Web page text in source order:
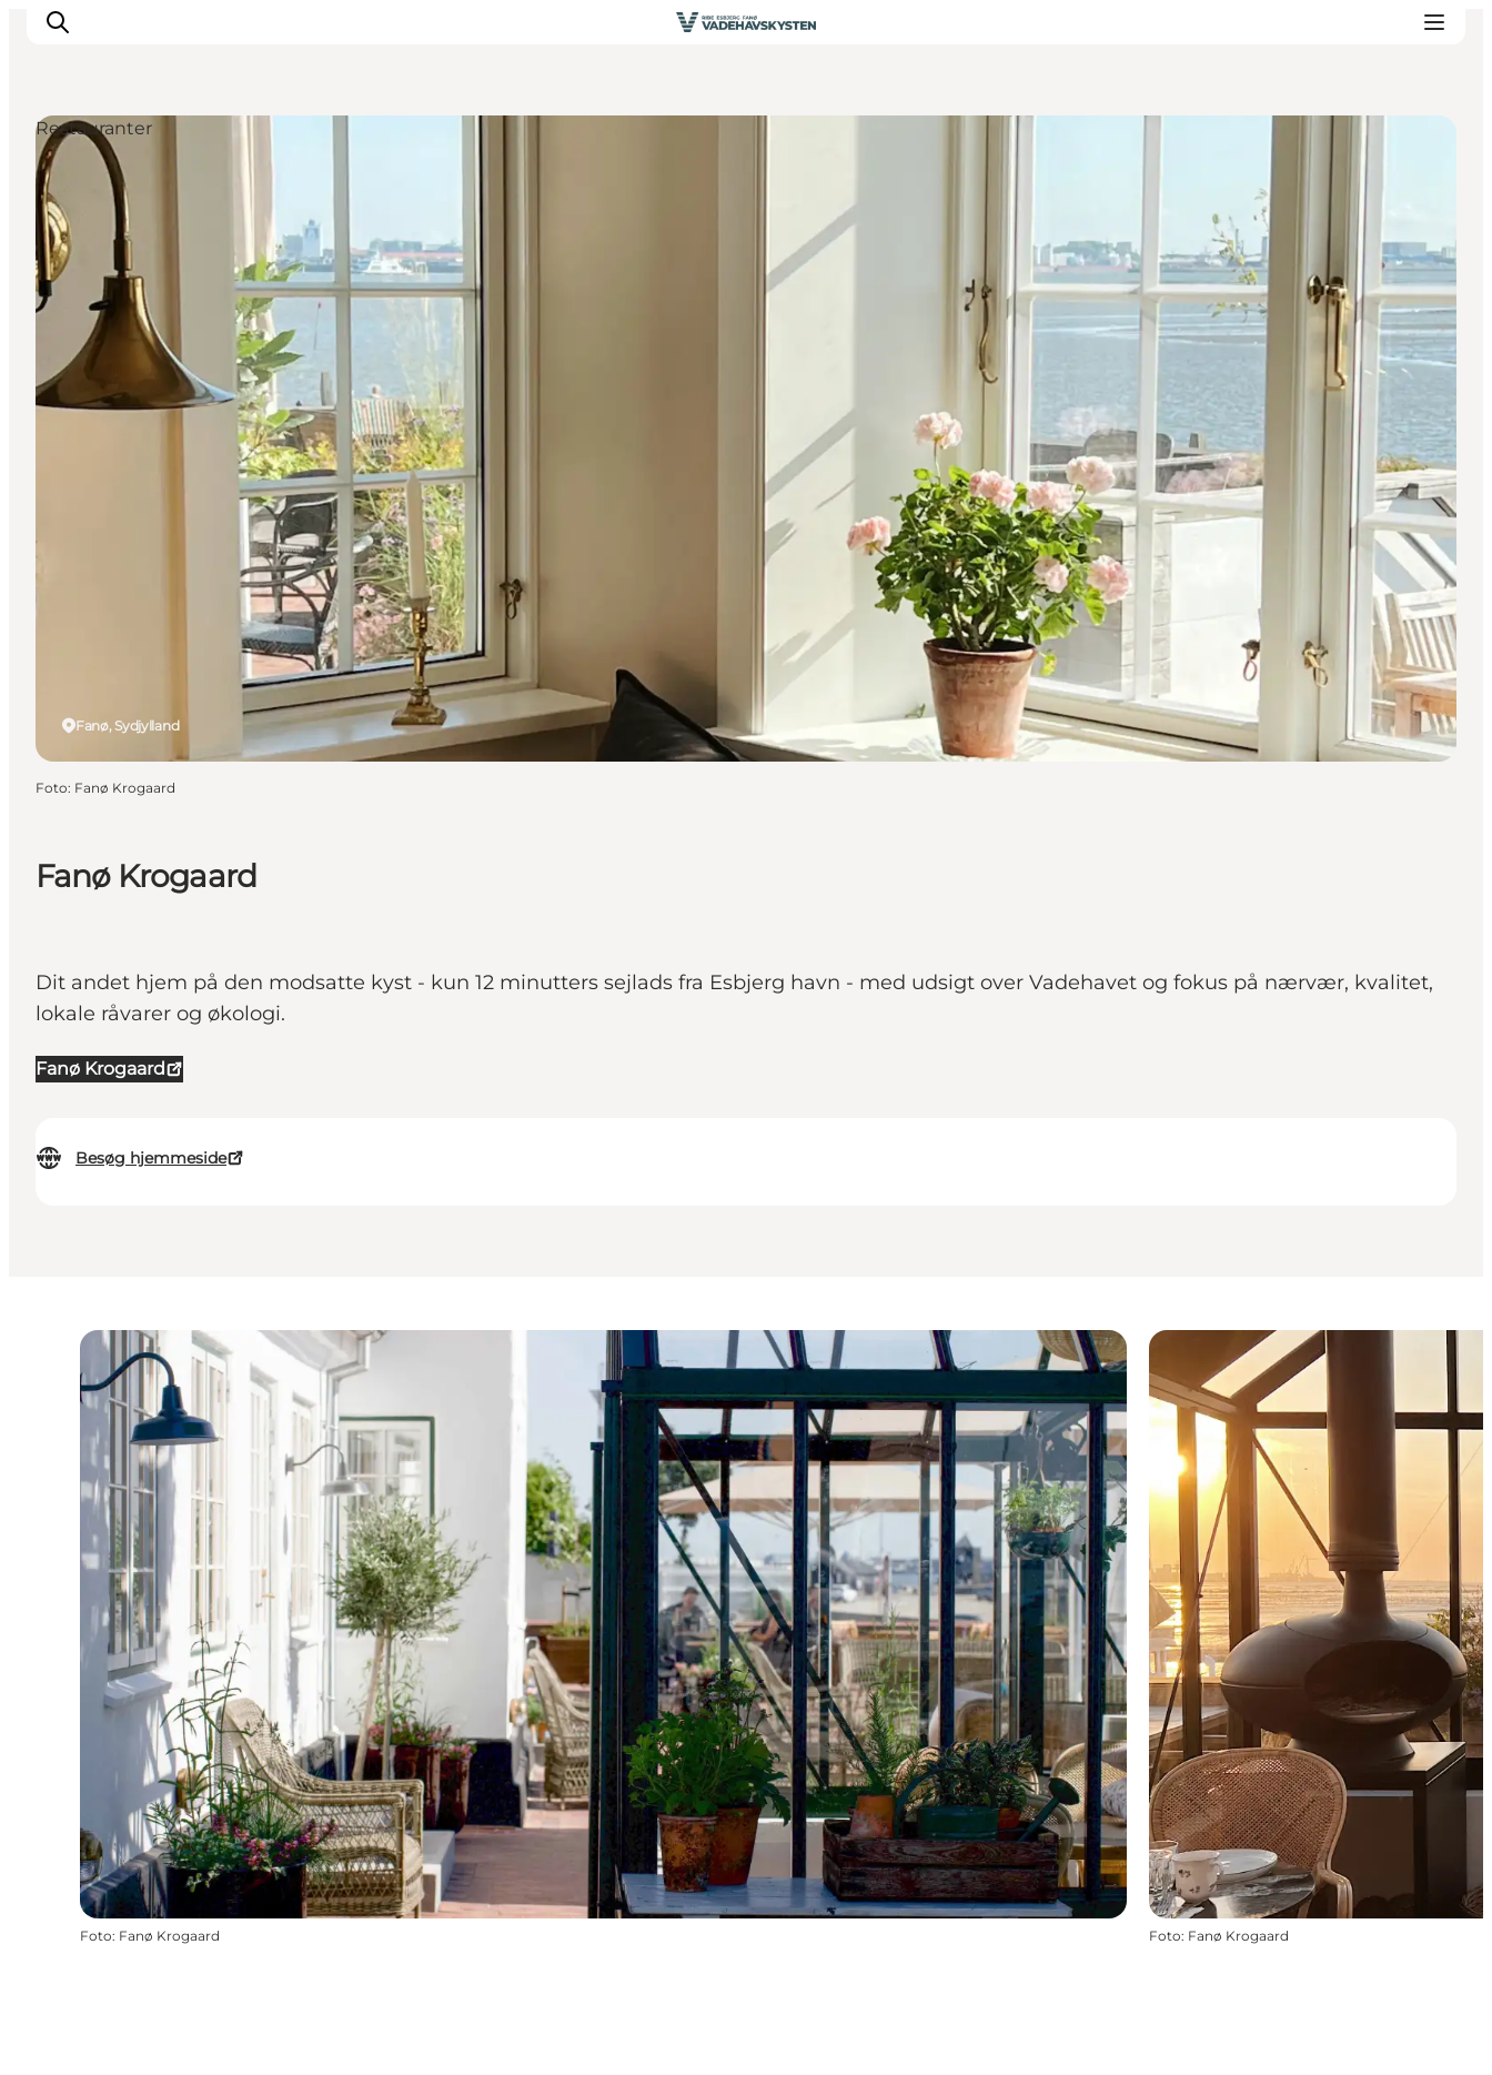
Oplev Ribe
Oplev Esbjerg
Oplev Fanø
Oplev Mandø
Oplev Vadehavet
Det Sker
Fanø Krogaard
Dit andet hjem på den modsatte kyst - kun 12 minutters sejlads fra Esbjerg havn - med udsigt over Vadehavet og fokus på nærvær, kvalitet,
lokale råvarer og økologi.
Fanø Krogaard
Besøg hjemmeside
Fanø, Sydjylland
Restauranter
Foto: Fanø Krogaard
Foto: Fanø Krogaard Foto: Fanø Krogaard